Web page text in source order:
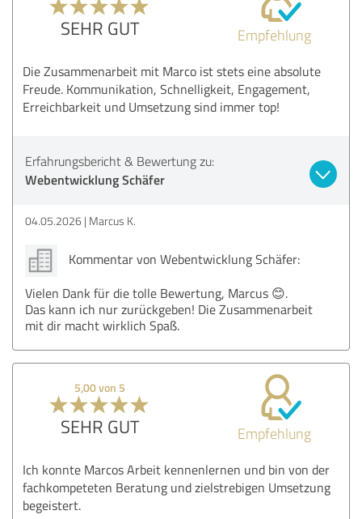
SEHR GUT Empfehlung
Die Zusammenarbeit mit Marco ist stets eine absolute
Freude. Kommunikation, Schnelligkeit, Engagement,
Erreichbarkeit und Umsetzung sind immer top!
Erfahrungsbericht & Bewertung zu:
Webentwicklung Schäfer
04.05.2026 Marcus K.
Kommentar von Webentwicklung Schäfer:
Vielen Dank für die tolle Bewertung, Marcus 😊.
Das kann ich nur zurückgeben! Die Zusammenarbeit
mit dir macht wirklich Spaß.
5,00 von 5
SEHR GUT Empfehlung
Ich konnte Marcos Arbeit kennenlernen und bin von der
fachkompeteten Beratung und zielstrebigen Umsetzung
begeistert.